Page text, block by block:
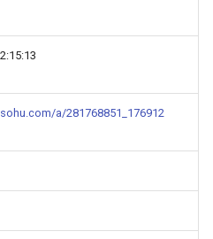
a/281768851_176912